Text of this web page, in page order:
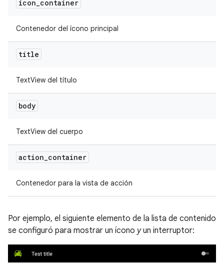
icon_container
Contenedor del ícono principal
title
TextView del título
body
TextView del cuerpo
action_container
Contenedor para la vista de acción
Por ejemplo, el siguiente elemento de la lista de contenido
se configuró para mostrar un ícono yun interruptor: